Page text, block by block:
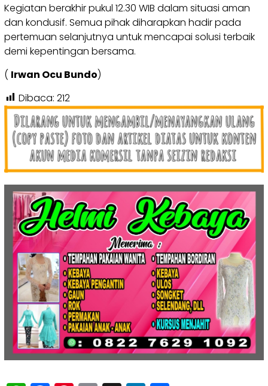
Kegiatan berakhir pukul 12.30 WIB dalam situasi aman
dan kondusif. Semua pihak diharapkan hadir pada
pertemuan selanjutnya untuk mencapai solusi terbaik
demi kepentingan bersama.
( Irwan Ocu Bundo)
Dibaca: 212